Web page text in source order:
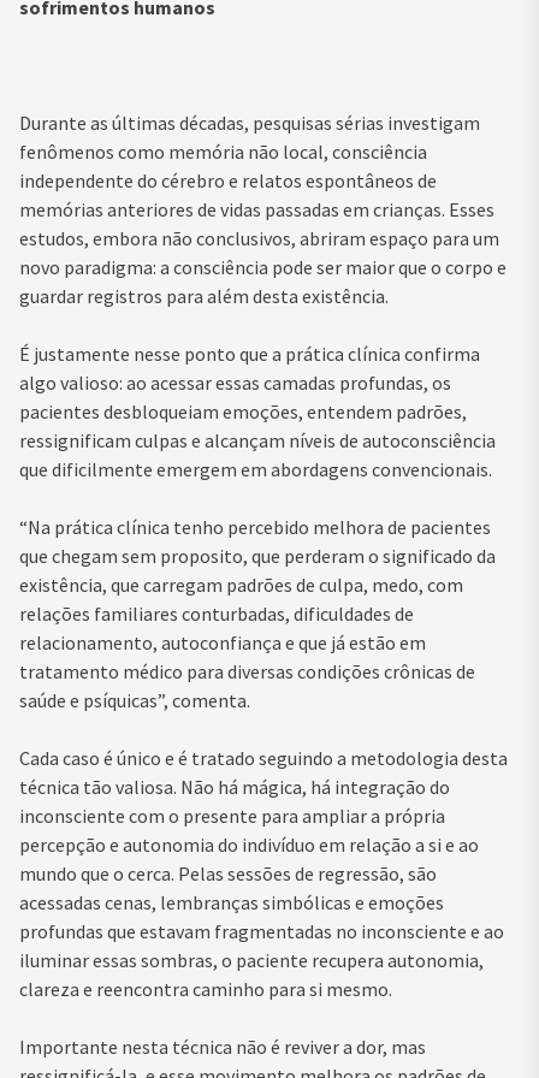
sofrimentos humanos
Durante as últimas décadas, pesquisas sérias investigam
fenômenos como memória não local, consciência
independente do cérebro e relatos espontâneos de
memórias anteriores de vidas passadas em crianças. Esses
estudos, embora não conclusivos, abriram espaço para um
novo paradigma: a consciência pode ser maior que o corpo e
guardar registros para além desta existência.
É justamente nesse ponto que a prática clínica confirma
algo valioso: ao acessar essas camadas profundas, os
pacientes desbloqueiam emoções, entendem padrões,
ressignificam culpas e alcançam níveis de autoconsciência
que dificilmente emergem em abordagens convencionais.
“Na prática clínica tenho percebido melhora de pacientes
que chegam sem proposito, que perderam o significado da
existência, que carregam padrões de culpa, medo, com
relações familiares conturbadas, dificuldades de
relacionamento, autoconfiança e que já estão em
tratamento médico para diversas condições crônicas de
saúde e psíquicas”, comenta.
Cada caso é único e é tratado seguindo a metodologia desta
técnica tão valiosa. Não há mágica, há integração do
inconsciente com o presente para ampliar a própria
percepção e autonomia do indivíduo em relação a si e ao
mundo que o cerca. Pelas sessões de regressão, são
acessadas cenas, lembranças simbólicas e emoções
profundas que estavam fragmentadas no inconsciente e ao
iluminar essas sombras, o paciente recupera autonomia,
clareza e reencontra caminho para si mesmo.
Importante nesta técnica não é reviver a dor, mas